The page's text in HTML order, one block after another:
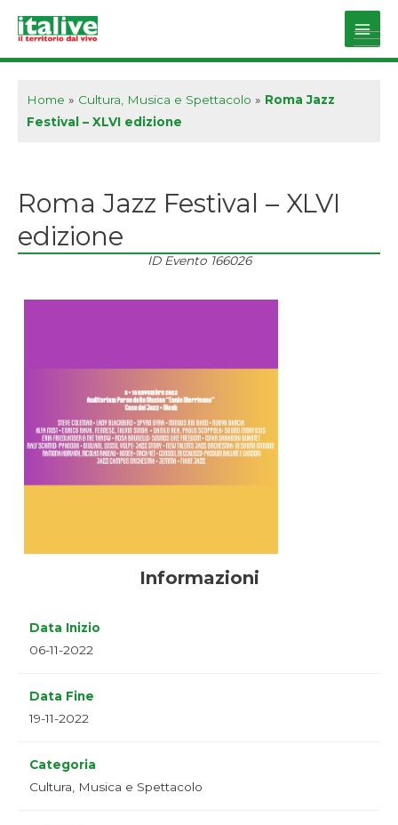
Main
Home » Cultura, Musica e Spettacolo » Roma Jazz
Festival – XLVI edizione
Roma Jazz Festival – XLVI
edizione
ID Evento 166026
Informazioni
Data Inizio
06-11-2022
Data Fine
19-11-2022
Categoria
Cultura, Musica e Spettacolo